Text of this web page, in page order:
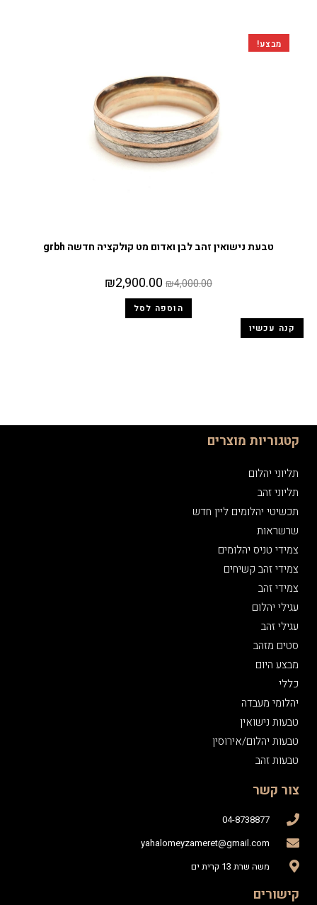
מבצע!
טבעת נישואין זהב לבן ואדום מט קולקציה חדשה grbh
₪4,000.00
₪2,900.00
הוספה לסל
קנה עכשיו
קטגוריות מוצרים
תליוני יהלום
תליוני זהב
תכשיטי יהלומים ליין חדש
שרשראות
צמידי טניס יהלומים
צמידי זהב קשיחים
צמידי זהב
עגילי יהלום
עגילי זהב
סטים מזהב
מבצע היום
כללי
יהלומי מעבדה
טבעות נישואין
טבעות יהלום/אירוסין
טבעות זהב
צור קשר
04-8738877
yahalomeyzameret@gmail.com
משה שרת 13 קרית ים
קישורים